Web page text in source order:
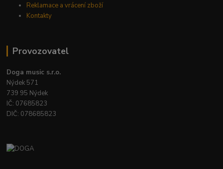
Reklamace a vrácení zboží
Kontakty
Provozovatel
Doga music s.r.o.
Nýdek 571
739 95 Nýdek
IČ: 07685823
DIČ: 078685823